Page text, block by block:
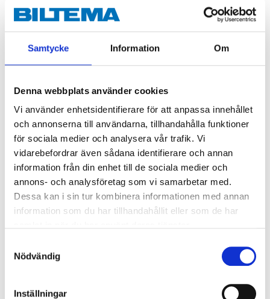
Samtycke Information Om
Denna webbplats använder cookies
Vi använder enhetsidentifierare för att anpassa innehållet
och annonserna till användarna, tillhandahålla funktioner
för sociala medier och analysera vår trafik. Vi
vidarebefordrar även sådana identifierare och annan
information från din enhet till de sociala medier och
annons- och analysföretag som vi samarbetar med.
Dessa kan i sin tur kombinera informationen med annan
information som du har tillhandahållit eller som de har
Nödvändig
Inställningar
must be moisture-treated with a suitable surface
treatment (e.g. paint/varnish) if the shelf is
mounted in a damp area.
The use of mounting gloves is recommended.
Technical specifications
Maximum load 250 kg (Distributed load,
Maximum load
1000 kg (total)
Depth
Weight